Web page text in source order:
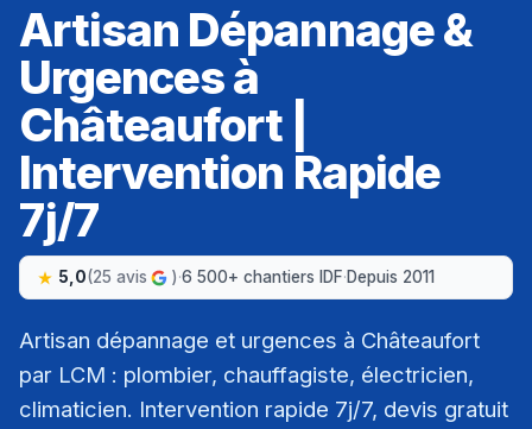
Artisan Dépannage &
Urgences à
Châteaufort |
Intervention Rapide
7j/7
5,0(25 avis )·6 500+ chantiers IDF·Depuis 2011
Artisan dépannage et urgences à Châteaufort
par LCM : plombier, chauffagiste, électricien,
climaticien. Intervention rapide 7j/7, devis gratuit